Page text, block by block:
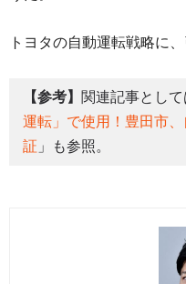
トヨタの自動運転戦略に
【参考】 関連記事として
運転」で使用！豊田市
証 」も参照。